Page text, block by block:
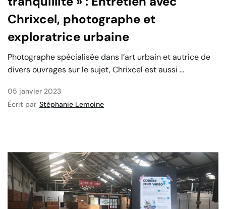
Chrixcel, photographe et
exploratrice urbaine
Photographe spécialisée dans l’art urbain et autrice de
divers ouvrages sur le sujet, Chrixcel est aussi ...
05 janvier 2023
Écrit par Stéphanie Lemoine